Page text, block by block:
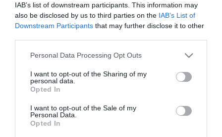
IAB’s list of downstream participants. This information may
also be disclosed by us to third parties on the IAB’s List of
Downstream Participants that may further disclose it to other
Please note that this website/app uses one or more Google
not limited to your visit or usage behaviour. You may click to
grant or deny consent to Google and its third-party tags to
use your data for below specified purposes in below Google
consent section.
Personal Data Processing Opt Outs
I want to opt-out of the Sharing of my
personal data.
Opted In
I want to opt-out of the Sale of my
Personal Data.
Opted In